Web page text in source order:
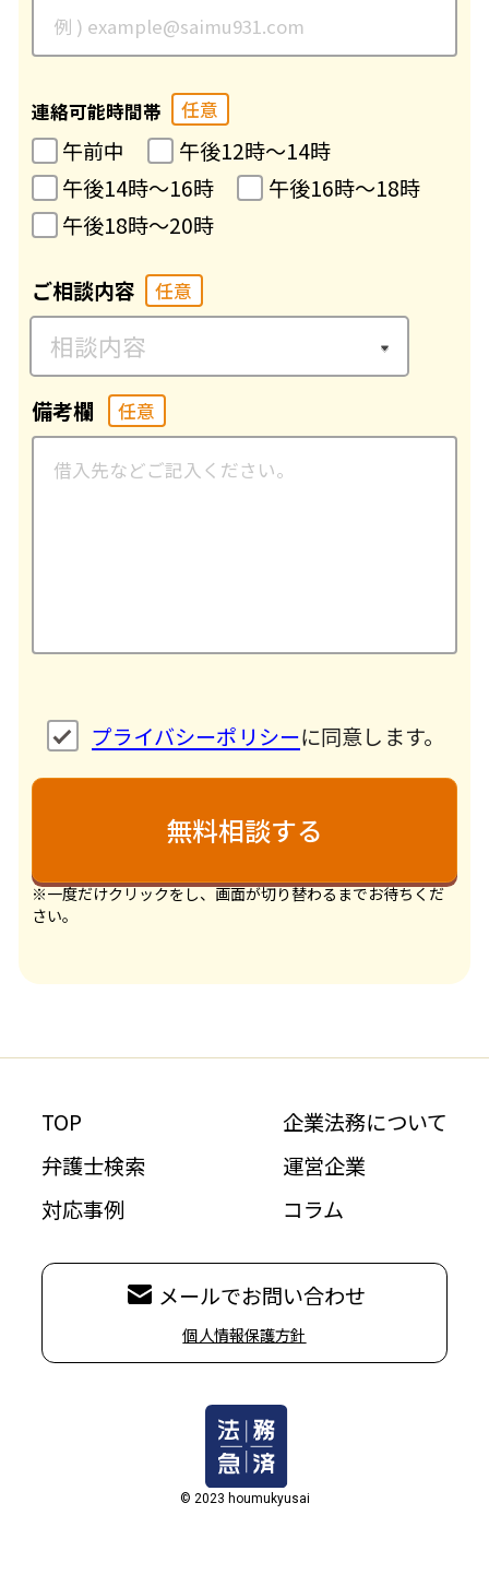
連絡可能時間帯 任意
午前中
午後12時〜14時
午後14時〜16時
午後16時〜18時
午後18時〜20時
ご相談内容 任意
備考欄 任意
プライバシーポリシーに同意します。
※一度だけクリックをし、画面が切り替わるまでお待ちくだ
さい。
TOP
弁護士検索
対応事例
企業法務について
運営企業
コラム
メールでお問い合わせ
個人情報保護方針
© 2023 houmukyusai